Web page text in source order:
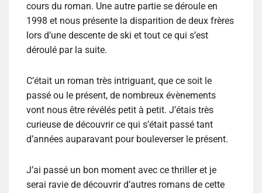
cours du roman. Une autre partie se déroule en
1998 et nous présente la disparition de deux frères
lors d’une descente de ski et tout ce qui s’est
déroulé par la suite.
C’était un roman très intriguant, que ce soit le
passé ou le présent, de nombreux évènements
vont nous être révélés petit à petit. J’étais très
curieuse de découvrir ce qui s’était passé tant
d’années auparavant pour bouleverser le présent.
J’ai passé un bon moment avec ce thriller et je
serai ravie de découvrir d’autres romans de cette